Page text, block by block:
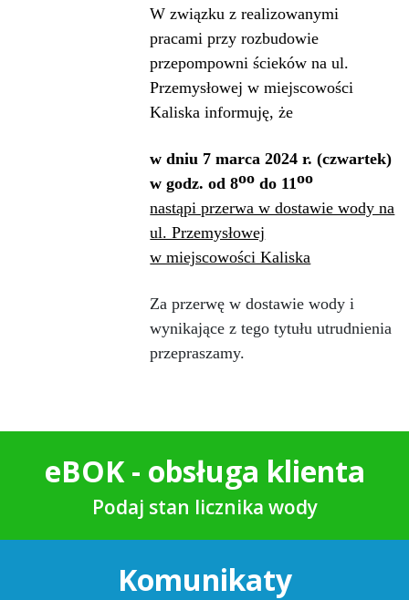
W związku z realizowanymi
pracami przy rozbudowie
przepompowni ścieków na ul.
Przemysłowej w miejscowości
Kaliska informuję, że
w dniu 7 marca 2024 r. (czwartek)
w godz. od 8oo do 11oo
nastąpi przerwa w dostawie wody na
ul. Przemysłowej
w miejscowości Kaliska
Za przerwę w dostawie wody i
wynikające z tego tytułu utrudnienia
przepraszamy.
eBOK - obsługa klienta
Podaj stan licznika wody
Komunikaty